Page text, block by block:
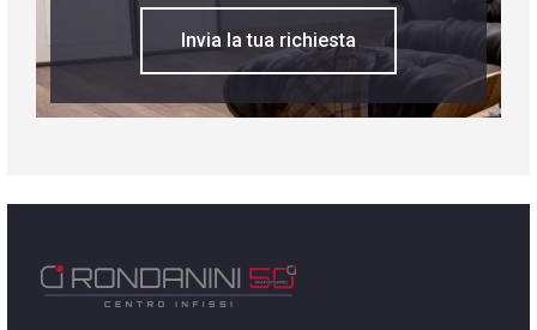
Invia la tua richiesta